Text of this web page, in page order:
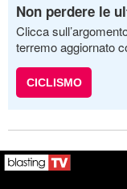
Non perdere le
Clicca
terremo aggiornato
CICLISMO